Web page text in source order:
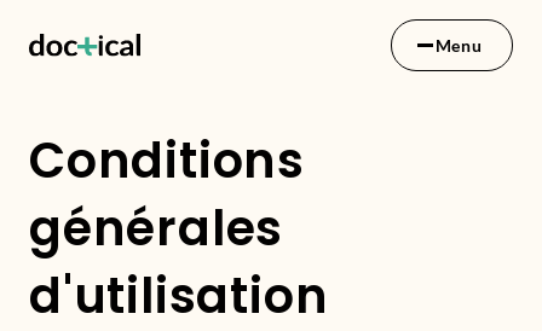
Menu
Conditions
générales
d'utilisation